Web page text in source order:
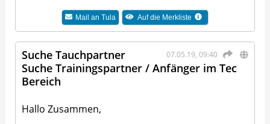
Mail anTula Auf die Merkliste
07.05.19, 09:40
Suche Tauchpartner
Suche Trainingspartner / Anfänger im Tec
Bereich
Hallo Zusammen,